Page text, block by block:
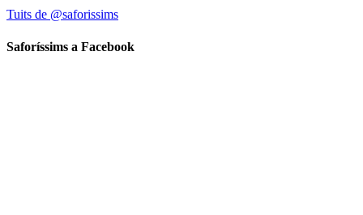
Tuits de @saforissims
Saforíssims a Facebook